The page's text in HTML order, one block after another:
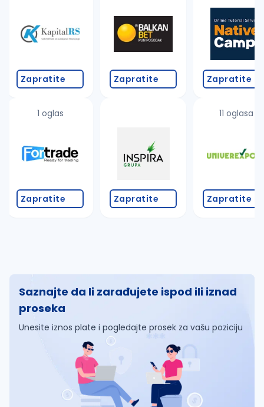
Takođe možete da:
proverite pravopisne greške (koristite č, ć, š, đ,
promenite odabrane filtere pretrage
Zapratite
1 oglas
Zapratite
Zapratite
Zapratite
Zapratite
11 oglasa
Zapratite
Saznajte da li zarađujete ispod ili iznad
proseka
Unesite iznos plate i pogledajte prosek za vašu poziciju